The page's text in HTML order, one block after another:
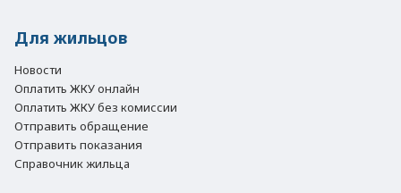
Для жильцов
Новости
Оплатить ЖКУ онлайн
Оплатить ЖКУ без комиссии
Отправить обращение
Отправить показания
Справочник жильца